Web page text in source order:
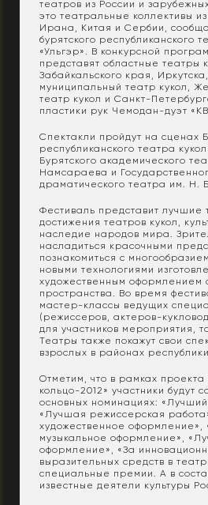
театров из России и
это театральные коллективы
Ирана, Китая и Сербии,
бурятского республиканского
«Ульгэр». В конкурсной
представят областные театры
Забайкальского края,
муниципальный театр кукол,
театр кукол и Санкт-
пластики рук Чемодан-дуэт
Спектакли пройдут на сценах
республиканского театра кукол
Бурятского академического
Намсараева и
драматического театра им. Н.
Фестиваль представит лучшие
достижения театров кукол,
наследие народов мира.
насладиться красочными
познакомиться с
новыми технологиями
художественным оформлением
пространства. Во время
мастер-классы ведущих
(режиссеров, актеров-
для участников мероприятия,
Театры также покажут свои
взрослых в районах
Отметим, что в рамках проекта
кольцо-2012» участники будут
основных номинациях: «Лучший
«Лучшая режиссерская
художественное оформление»,
музыкальное оформление»,
оформление», «За
выразительных средств в
специальные премии. А в
известные деятели культуры